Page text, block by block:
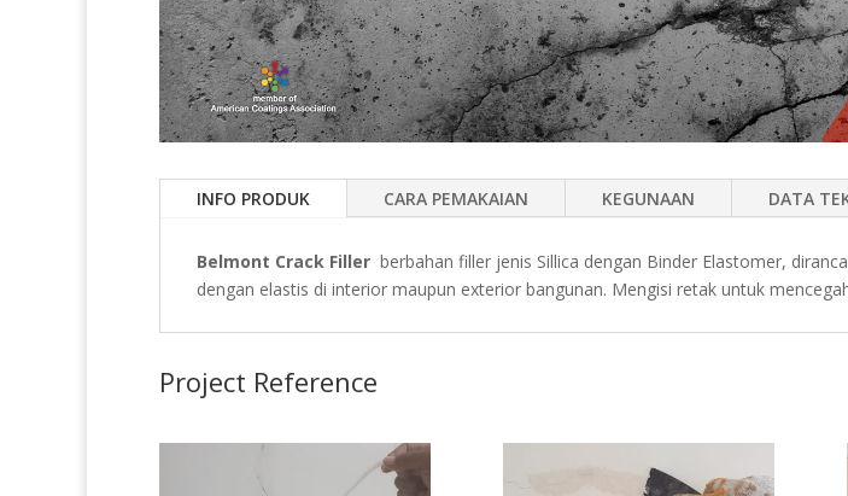
INFO PRODUK CARA PEMAKAIAN KEGUNAAN DATA
Belmont Crack Filler berbahan filler jenis Sillica dengan Binder Elastomer,
dengan elastis di interior maupun exterior bangunan. Mengisi retak untuk
Project Reference